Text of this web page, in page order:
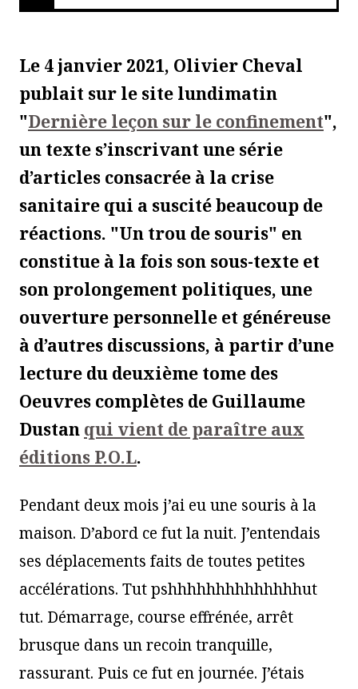
Le 4 janvier 2021, Olivier Cheval
publait sur le site lundimatin
"Dernière leçon sur le confinement",
un texte s’inscrivant une série
d’articles consacrée à la crise
sanitaire qui a suscité beaucoup de
réactions. "Un trou de souris" en
constitue à la fois son sous-texte et
son prolongement politiques, une
ouverture personnelle et généreuse
à d’autres discussions, à partir d’une
lecture du deuxième tome des
Oeuvres complètes de Guillaume
Dustan qui vient de paraître aux
éditions P.O.L.
Pendant deux mois j’ai eu une souris à la
maison. D’abord ce fut la nuit. J’entendais
ses déplacements faits de toutes petites
accélérations. Tut pshhhhhhhhhhhhhhut
tut. Démarrage, course effrénée, arrêt
brusque dans un recoin tranquille,
rassurant. Puis ce fut en journée. J’étais